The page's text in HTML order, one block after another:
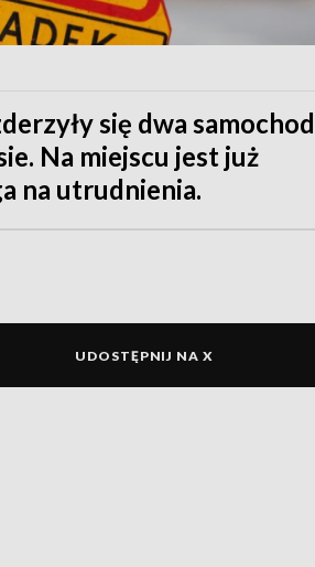
się dwa
Na miejscu jest już
na utrudnienia.
UDOSTĘPNIJ NA X